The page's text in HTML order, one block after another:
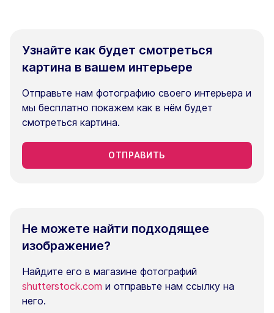
Узнайте как будет смотреться
картина в вашем интерьере
Отправьте нам фотографию своего интерьера и
мы бесплатно покажем как в нём будет
смотреться картина.
ОТПРАВИТЬ
Не можете найти подходящее
изображение?
Найдите его в магазине фотографий
shutterstock.com и отправьте нам ссылку на
него.